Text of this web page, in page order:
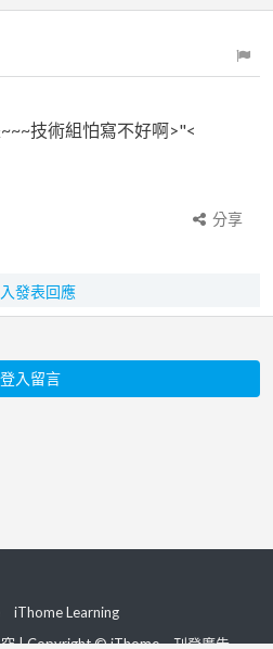
技術組怕寫不好啊>"<
分享
發表回應
登入留言
iThome Learning
究 | Copyright © iThome
刊登廣告